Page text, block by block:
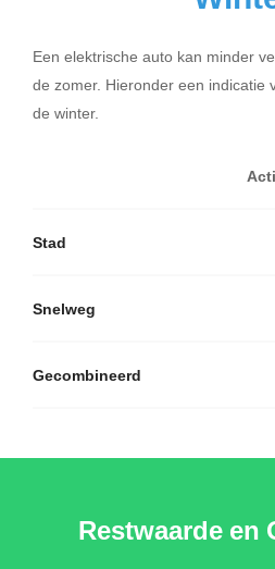
Een elektrische auto kan minder
de zomer. Hieronder een indicatie
de winter.
Stad
Snelweg
Gecombineerd
Restwaarde en